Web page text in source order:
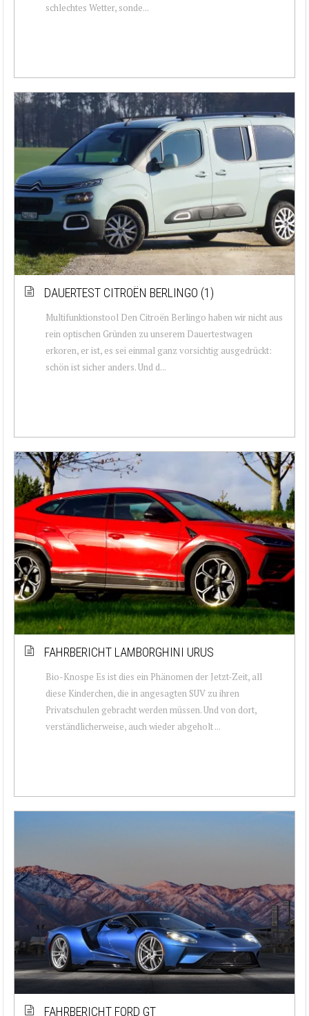
schlechtes Wetter, sonde...
DAUERTEST CITROËN BERLINGO (1)
Multifunktionstool Den Citroën Berlingo haben wir nicht aus
rein optischen Gründen zu unserem Dauertestwagen
erkoren, er ist, es sei einmal ganz vorsichtig ausgedrückt:
schön ist sicher anders. Und d...
FAHRBERICHT LAMBORGHINI URUS
Bio-Knospe Es ist dies ein Phänomen der Jetzt-Zeit, all
diese Kinderchen, die in angesagten SUV zu ihren
Privatschulen gebracht werden müssen. Und von dort,
verständlicherweise, auch wieder abgeholt ...
FAHRBERICHT FORD GT